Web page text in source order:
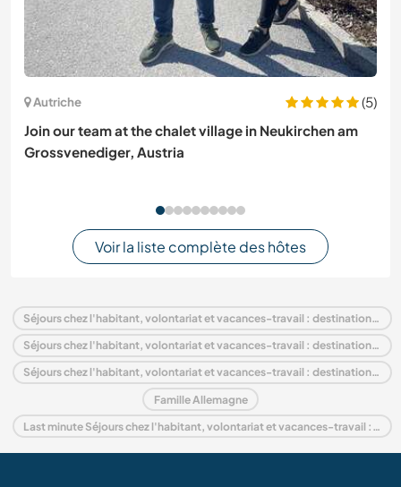
Autriche
(5)
Join our team at the chalet village in Neukirchen am
Grossvenediger, Austria
Voir la liste complète des hôtes
Séjours chez l'habitant, volontariat et vacances-travail : destination Allemagne
Séjours chez l'habitant, volontariat et vacances-travail : destination Europe
Séjours chez l'habitant, volontariat et vacances-travail : destination Baden-Württemberg
Famille Allemagne
Last minute Séjours chez l'habitant, volontariat et vacances-travail : destination Allemagne